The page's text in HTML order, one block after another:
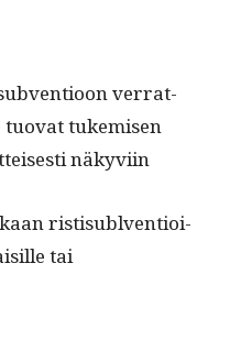
ver­rat­
tuo­vat tukemisen
näkyviin
ris­tisub­l­ven­tioi­
tai